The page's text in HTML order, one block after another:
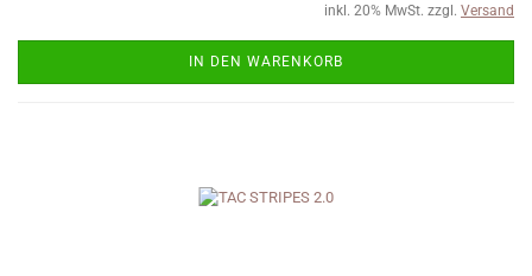
inkl. 20% MwSt. zzgl. Versand
IN DEN WARENKORB